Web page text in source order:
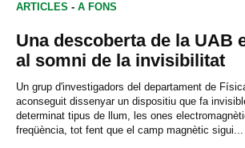
ARTICLES - A FONS
Una descoberta de la UAB
al somni de la invisibilitat
Un grup d'investigadors del departament de
aconseguit dissenyar un dispositiu que fa
determinat tipus de llum, les ones
freqüència, tot fent que el camp magnètic sigui...